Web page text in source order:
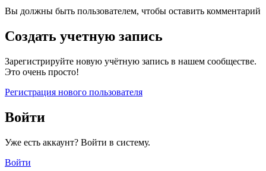
Вы должны быть пользователем, чтобы оставить комментарий
Создать учетную запись
Зарегистрируйте новую учётную запись в нашем сообществе.
Это очень просто!
Регистрация нового пользователя
Войти
Уже есть аккаунт? Войти в систему.
Войти